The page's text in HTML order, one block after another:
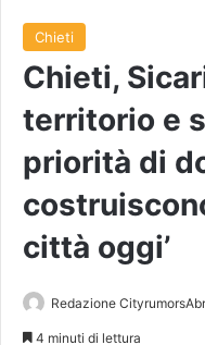
Chieti
Chieti,
territorio e
priorità di
città oggi’
Redazione
4 minuti di lettura